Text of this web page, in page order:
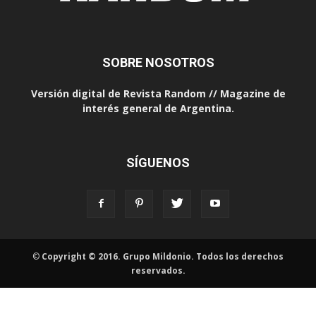
SOBRE NOSOTROS
Versión digital de Revista Random // Magazine de
interés general de Argentina.
SÍGUENOS
© Copyright © 2016. Grupo Mildonio. Todos los derechos
reservados.